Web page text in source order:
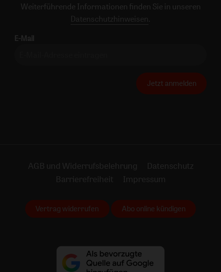
Weiterführende Informationen finden Sie in unseren
Datenschutzhinweisen .
E-Mail
Jetzt anmelden
AGB und Widerrufsbelehrung
Datenschutz
Barrierefreiheit
Impressum
Vertrag widerrufen Abo online kündigen